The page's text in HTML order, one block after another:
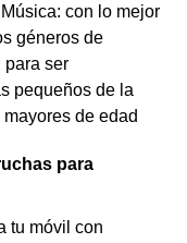
con lo mejor
géneros de
para ser
pequeños de la
de edad
para
tu móvil con